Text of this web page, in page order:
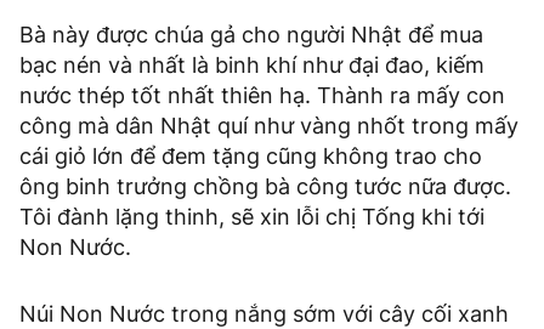
Bà này được chúa gả cho người Nhật để mua
bạc nén và nhất là binh khí như đại đao, kiếm
nước thép tốt nhất thiên hạ. Thành ra mấy con
công mà dân Nhật quí như vàng nhốt trong mấy
cái giỏ lớn để đem tặng cũng không trao cho
ông binh trưởng chồng bà công tước nữa được.
Tôi đành lặng thinh, sẽ xin lỗi chị Tống khi tới
Non Nước.
Núi Non Nước trong nắng sớm với cây cối xanh